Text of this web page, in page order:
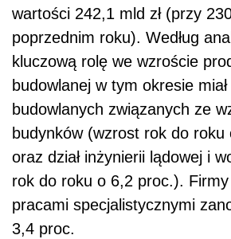
wartości 242,1 mld zł (przy
poprzednim roku). Według
kluczową rolę we wzroście
budowlanej w tym okresie
budowlanych związanych ze
budynków (wzrost rok do roku
oraz dział inżynierii lądowej i
rok do roku o 6,2 proc.).
pracami specjalistycznymi
3,4 proc.